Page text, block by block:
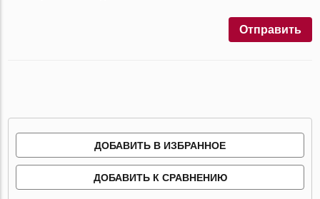
Отправить
ДОБАВИТЬ В ИЗБРАННОЕ
ДОБАВИТЬ К СРАВНЕНИЮ